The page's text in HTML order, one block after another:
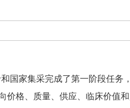
国家集采完成了第一阶段任务
价格、质量、供应、临床价值